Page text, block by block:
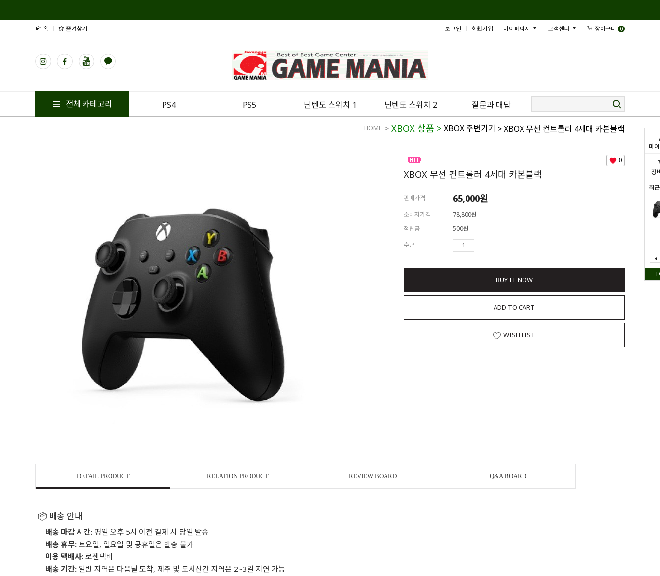
마
장
최
홈 즐겨찾기 로그인 회원가입 마이페이지 고객센터 장바구니 0
전체 카테고리 PS4 PS5 닌텐도 스위치 1 닌텐도 스위치 2 질문과 대답
HOME > XBOX 상품 > XBOX 주변기기 > XBOX 무선 컨트롤러 4세대 카본블랙
0
XBOX 무선 컨트롤러 4세대 카본블랙
판매가격 65,000원
소비자가격
78,800원
적립금
500원
수량
BUY IT NOW
ADD TO CART
WISH LIST
DETAIL PRODUCT RELATION PRODUCT REVIEW BOARD Q&A BOARD
📦 배송 안내
배송 마감 시간: 평일 오후 5시 이전 결제 시 당일 발송
배송 휴무: 토요일, 일요일 및 공휴일은 발송 불가
이용 택배사: 로젠택배
배송 기간: 일반 지역은 다음날 도착, 제주 및 도서산간 지역은 2~3일 지연 가능